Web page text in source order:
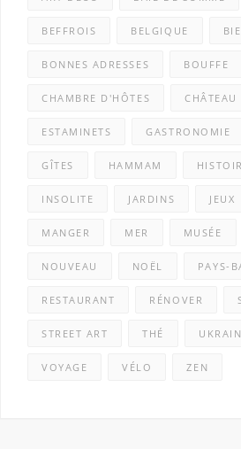
BEFFROIS BELGIQUE
BONNES ADRESSES BOUFFE
CHAMBRE D'HÔTES CHÂTEAU
ESTAMINETS GASTRONOMIE
GÎTES HAMMAM
INSOLITE JARDINS JEUX
MANGER MER MUSÉE
NOUVEAU NOËL PAYS-
RESTAURANT RÉNOVER
STREET ART THÉ
VOYAGE VÉLO ZEN